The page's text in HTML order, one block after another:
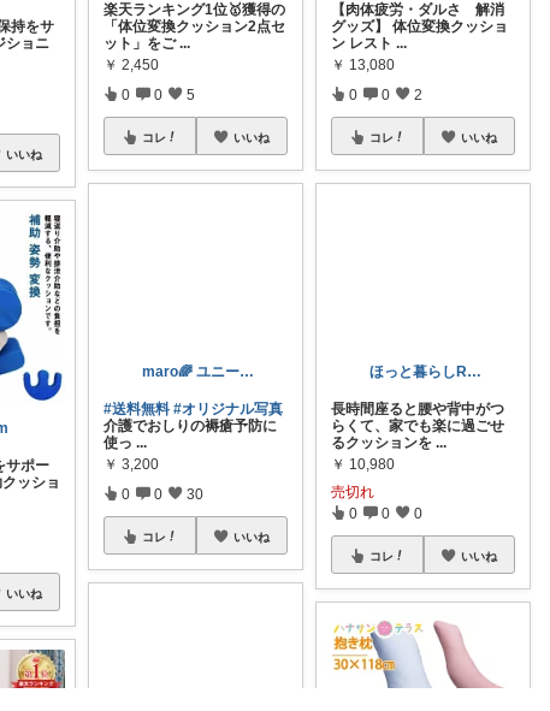
持をサ
ショニ
いいね
サポー
ッショ
いいね
楽天ランキング1位🥇獲得の
「体位変換クッション2点セ
ット」をご ...
￥ 2,450
0 0 5
コレ いいね
maro🌈 ユニークと便利
#送料無料
介護でおしりの褥瘡予防に
使っ
...
￥ 3,200
0 0
【肉体疲労・ダルさ 解消
グッズ】 体位変換クッショ
ン レスト ...
￥ 13,080
0 0 2
コレ いいね
ほっと暮らしROOM
長時間座ると腰や背中がつ
らくて、家でも楽に過ごせ
るクッションを
￥ 10,980
売切れ
0 0